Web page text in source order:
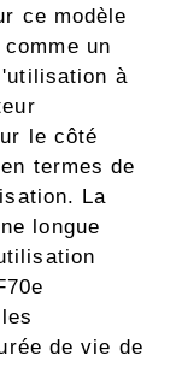
ce modèle
un
à
le côté
termes de
La
longue
de vie de